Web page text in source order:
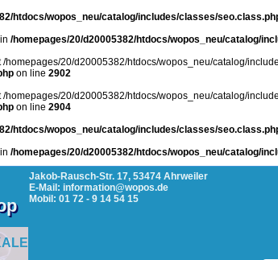
htdocs/wopos_neu/catalog/includes/classes/
/homepages/20/d20005382/htdocs/wopos_neu/catalog/
20/d20005382/htdocs/wopos_neu/catalog/
on line 2902
20/d20005382/htdocs/wopos_neu/catalog/
on line 2904
htdocs/wopos_neu/catalog/includes/classes/
/homepages/20/d20005382/htdocs/wopos_neu/catalog/
Jakob-Rausch-Str. 17, 53474 Ahrweiler
E-Mail: information@wopos.de
Mobil: 01 72 - 9 14 54 15